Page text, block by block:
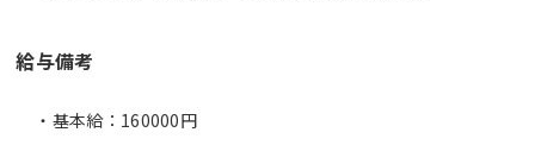
給与備考
・基本給：160000円